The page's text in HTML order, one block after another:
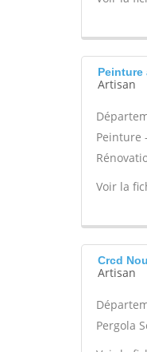
Peinture
Artisan
Peinture
Voir la
Crcd
Artisan
Pergola